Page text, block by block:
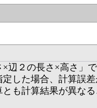
辺２の長さ×高さ」
した場合、計算誤
も計算結果が異な